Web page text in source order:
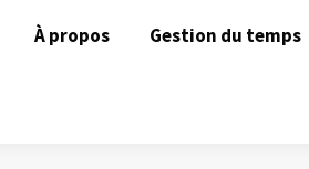
À propos Gestion du temps